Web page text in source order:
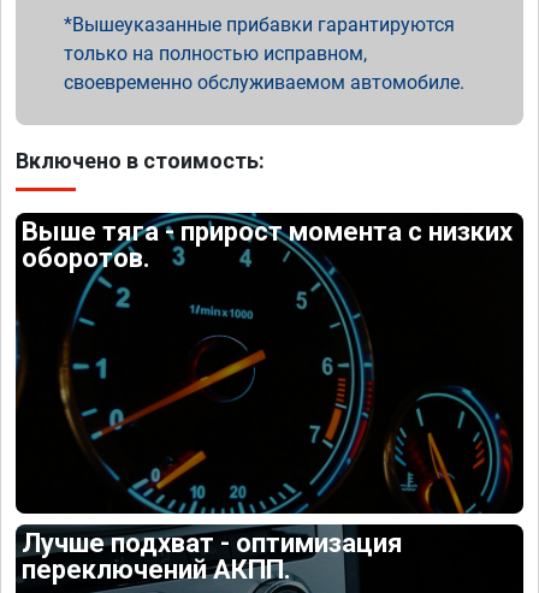
Вышеуказанные прибавки гарантируются
только на полностью исправном,
своевременно обслуживаемом автомобиле.
Включено в стоимость:
Выше тяга - прирост момента с низких
оборотов.
Лучше подхват - оптимизация
переключений АКПП.